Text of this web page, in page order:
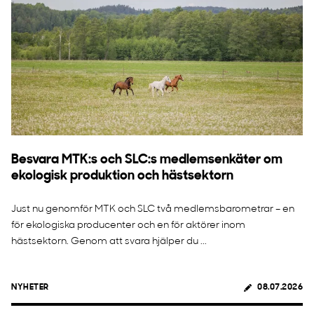
Besvara MTK:s och SLC:s medlemsenkäter om
ekologisk produktion och hästsektorn
Just nu genomför MTK och SLC två medlemsbarometrar – en
för ekologiska producenter och en för aktörer inom
hästsektorn. Genom att svara hjälper du ...
NYHETER 08.07.2026